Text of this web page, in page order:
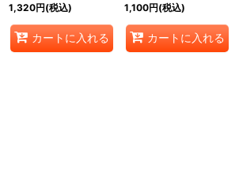
1,320円(税込)
カートに入れる
1,100円(税込)
カートに入れる